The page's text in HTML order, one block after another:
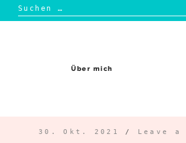
Suchen
nach:
Über mich
30. Okt. 2021 / Leave a